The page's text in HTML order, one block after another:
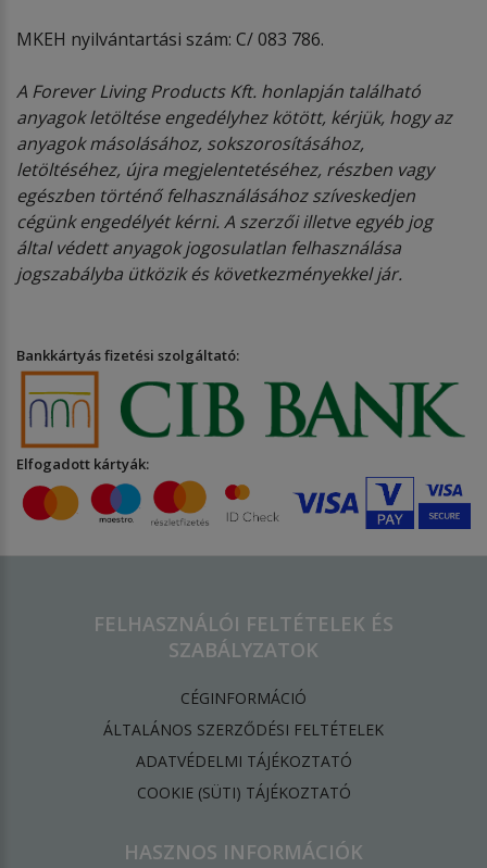
MKEH nyilvántartási szám: C/ 083 786.
A Forever Living Products Kft. honlapján található
anyagok letöltése engedélyhez kötött, kérjük, hogy az
anyagok másolásához, sokszorosításához,
letöltéséhez, újra megjelentetéséhez, részben vagy
egészben történő felhasználásához szíveskedjen
cégünk engedélyét kérni. A szerzői illetve egyéb jog
által védett anyagok jogosulatlan felhasználása
jogszabályba ütközik és következményekkel jár.
Bankkártyás fizetési szolgáltató:
Elfogadott kártyák:
FELHASZNÁLÓI FELTÉTELEK ÉS
SZABÁLYZATOK
CÉGINFORMÁCIÓ
ÁLTALÁNOS SZERZŐDÉSI FELTÉTELEK
ADATVÉDELMI TÁJÉKOZTATÓ
​COOKIE (SÜTI) TÁJÉKOZTATÓ
HASZNOS INFORMÁCIÓK